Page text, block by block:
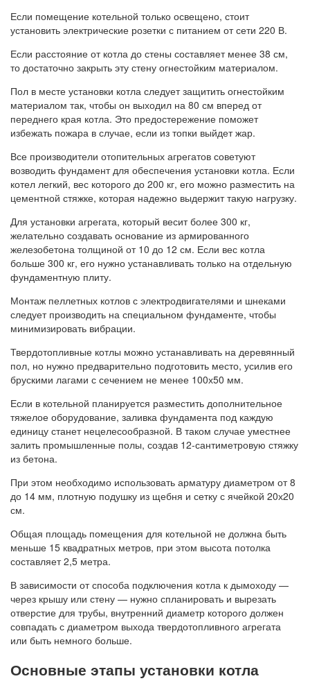
Если помещение котельной только освещено, стоит
установить электрические розетки с питанием от сети 220 В.
Если расстояние от котла до стены составляет менее 38 см,
то достаточно закрыть эту стену огнестойким материалом.
Пол в месте установки котла следует защитить огнестойким
материалом так, чтобы он выходил на 80 см вперед от
переднего края котла. Это предостережение поможет
избежать пожара в случае, если из топки выйдет жар.
Все производители отопительных агрегатов советуют
возводить фундамент для обеспечения установки котла. Если
котел легкий, вес которого до 200 кг, его можно разместить на
цементной стяжке, которая надежно выдержит такую нагрузку.
Для установки агрегата, который весит более 300 кг,
желательно создавать основание из армированного
железобетона толщиной от 10 до 12 см. Если вес котла
больше 300 кг, его нужно устанавливать только на отдельную
фундаментную плиту.
Монтаж пеллетных котлов с электродвигателями и шнеками
следует производить на специальном фундаменте, чтобы
минимизировать вибрации.
Твердотопливные котлы можно устанавливать на деревянный
пол, но нужно предварительно подготовить место, усилив его
брускими лагами с сечением не менее 100х50 мм.
Если в котельной планируется разместить дополнительное
тяжелое оборудование, заливка фундамента под каждую
единицу станет нецелесообразной. В таком случае уместнее
залить промышленные полы, создав 12-сантиметровую стяжку
из бетона.
При этом необходимо использовать арматуру диаметром от 8
до 14 мм, плотную подушку из щебня и сетку с ячейкой 20х20
см.
Общая площадь помещения для котельной не должна быть
меньше 15 квадратных метров, при этом высота потолка
составляет 2,5 метра.
В зависимости от способа подключения котла к дымоходу —
через крышу или стену — нужно спланировать и вырезать
отверстие для трубы, внутренний диаметр которого должен
совпадать с диаметром выхода твердотопливного агрегата
или быть немного больше.
Основные этапы установки котла